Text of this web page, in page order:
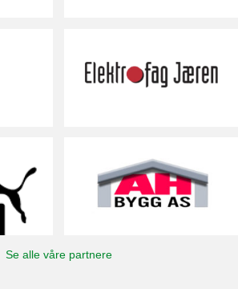
Se alle våre partnere